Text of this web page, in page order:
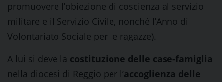
promuovere l’obiezione di coscienza al servizio
militare e il Servizio Civile, nonché l’Anno di
Volontariato Sociale per le ragazze).
A lui si deve la costituzione delle case-famiglia
nella diocesi di Reggio per l’accoglienza delle